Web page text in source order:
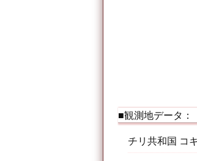
■観測地データ：
チリ共和国 コ